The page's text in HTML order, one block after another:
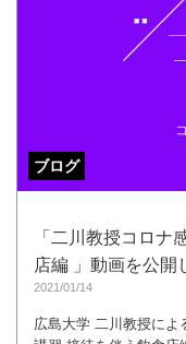
ブログ
「二川教授コロナ
店編 」動画を公開
2021/01/14
広島大学 二川教授によ